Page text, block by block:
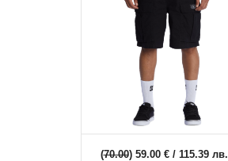
(70.00) 59.00 € / 115.39 лв.